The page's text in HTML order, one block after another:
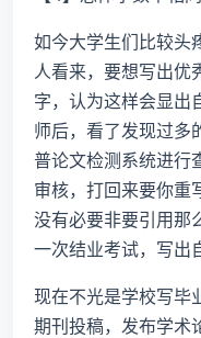
如今大学生们比较头
人看来，要想写出优
字，认为这样会显出
师后，看了发现过多
普论文检测系统进行
审核，打回来要你重
没有必要非要引用那
一次结业考试，写出
现在不光是学校写毕
期刊投稿，发布学术